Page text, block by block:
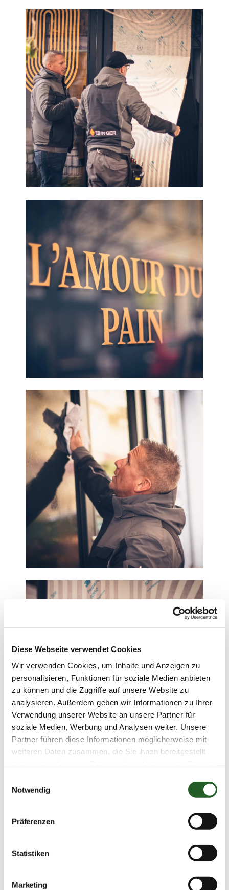
Diese Webseite verwendet Cookies
Wir verwenden Cookies, um Inhalte und Anzeigen zu
personalisieren, Funktionen für soziale Medien anbieten
zu können und die Zugriffe auf unsere Website zu
analysieren. Außerdem geben wir Informationen zu Ihrer
Verwendung unserer Website an unsere Partner für
soziale Medien, Werbung und Analysen weiter. Unsere
Partner führen diese Informationen möglicherweise mit
weiteren Daten zusammen, die Sie ihnen bereitgestellt
Notwendig
Präferenzen
Statistiken
Marketing